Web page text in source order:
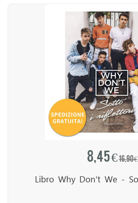
8,45 €16,90 €
Libro Why Don't We -